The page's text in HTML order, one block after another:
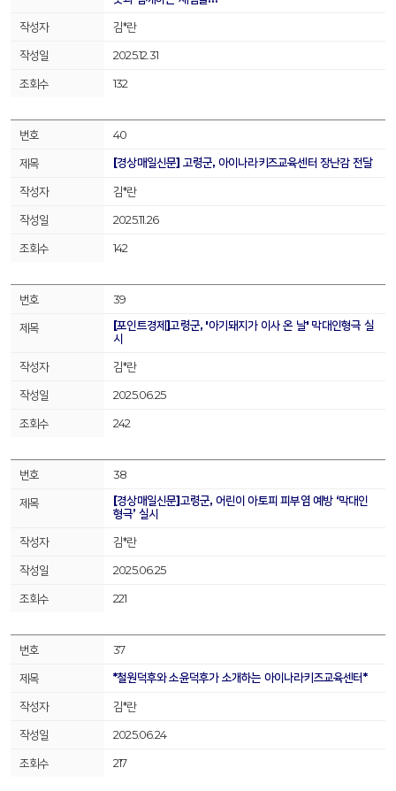
김*란
2025.12.31
132
40
[경상매일신문] 고령군, 아이나라키즈교육센터 장난감 전달
김*란
2025.11.26
142
39
[포인트경제]고령군, '아기돼지가 이사 온 날' 막대인형극 실
시
김*란
2025.06.25
242
38
[경상매일신문]고령군, 어린이 아토피 피부염 예방 ‘막대인
형극’ 실시
김*란
2025.06.25
221
37
*철원덕후와 소윤덕후가 소개하는 아이나라키즈교육센터*
김*란
2025.06.24
217